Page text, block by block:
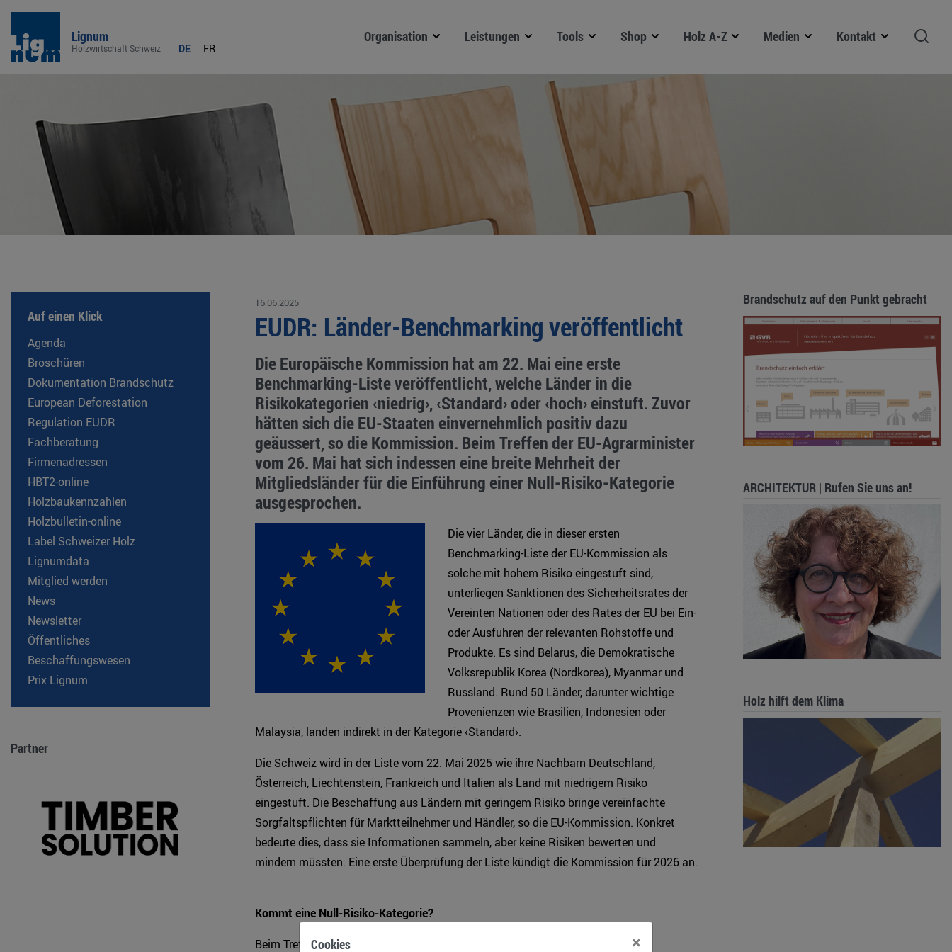
Cookies ×
Lignum
Holzwirtschaft Schweiz DE FR
Organisation Leistungen Tools Shop Holz A-Z Medien Kontakt
Auf einen Klick
Agenda
Broschüren
Dokumentation Brandschutz
European Deforestation
Regulation EUDR
Fachberatung
Firmenadressen
HBT2-online
Holzbaukennzahlen
Holzbulletin-online
Label Schweizer Holz
Lignumdata
Mitglied werden
News
Newsletter
Öffentliches
Beschaffungswesen
Prix Lignum
Partner
16.06.2025
EUDR: Länder-Benchmarking veröffentlicht
Die Europäische Kommission hat am 22. Mai eine erste
Benchmarking-Liste veröffentlicht, welche Länder in die
Risikokategorien ‹niedrig›, ‹Standard› oder ‹hoch› einstuft. Zuvor
hätten sich die EU-Staaten einvernehmlich positiv dazu
geäussert, so die Kommission. Beim Treffen der EU-Agrarminister
vom 26. Mai hat sich indessen eine breite Mehrheit der
Mitgliedsländer für die Einführung einer Null-Risiko-Kategorie
ausgesprochen.
Die vier Länder, die in dieser ersten
Benchmarking-Liste der EU-Kommission als
solche mit hohem Risiko eingestuft sind,
unterliegen Sanktionen des Sicherheitsrates der
Vereinten Nationen oder des Rates der EU bei Ein-
oder Ausfuhren der relevanten Rohstoffe und
Produkte. Es sind Belarus, die Demokratische
Volksrepublik Korea (Nordkorea), Myanmar und
Russland. Rund 50 Länder, darunter wichtige
Provenienzen wie Brasilien, Indonesien oder
Malaysia, landen indirekt in der Kategorie ‹Standard›.
Die Schweiz wird in der Liste vom 22. Mai 2025 wie ihre Nachbarn Deutschland,
Österreich, Liechtenstein, Frankreich und Italien als Land mit niedrigem Risiko
eingestuft. Die Beschaffung aus Ländern mit geringem Risiko bringe vereinfachte
Sorgfaltspflichten für Marktteilnehmer und Händler, so die EU-Kommission. Konkret
bedeute dies, dass sie Informationen sammeln, aber keine Risiken bewerten und
mindern müssten. Eine erste Überprüfung der Liste kündigt die Kommission für 2026 an.
Kommt eine Null-Risiko-Kategorie?
Beim Treffen der EU-Agrarminister vom 26. Mai hat sich eine Mehrheit der
Brandschutz auf den Punkt gebracht
ARCHITEKTUR | Rufen Sie uns an!
Holz hilft dem Klima